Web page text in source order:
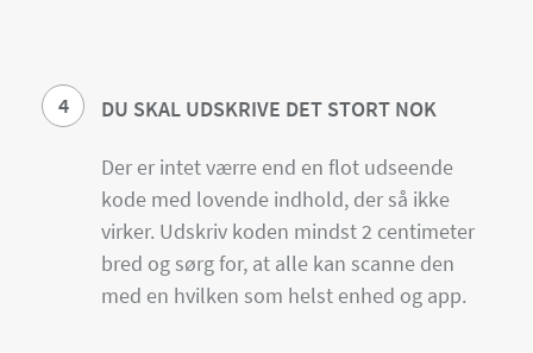
4 DU SKAL UDSKRIVE DET STORT NOK
Der er intet værre end en flot udseende
kode med lovende indhold, der så ikke
virker. Udskriv koden mindst 2 centimeter
bred og sørg for, at alle kan scanne den
med en hvilken som helst enhed og app.